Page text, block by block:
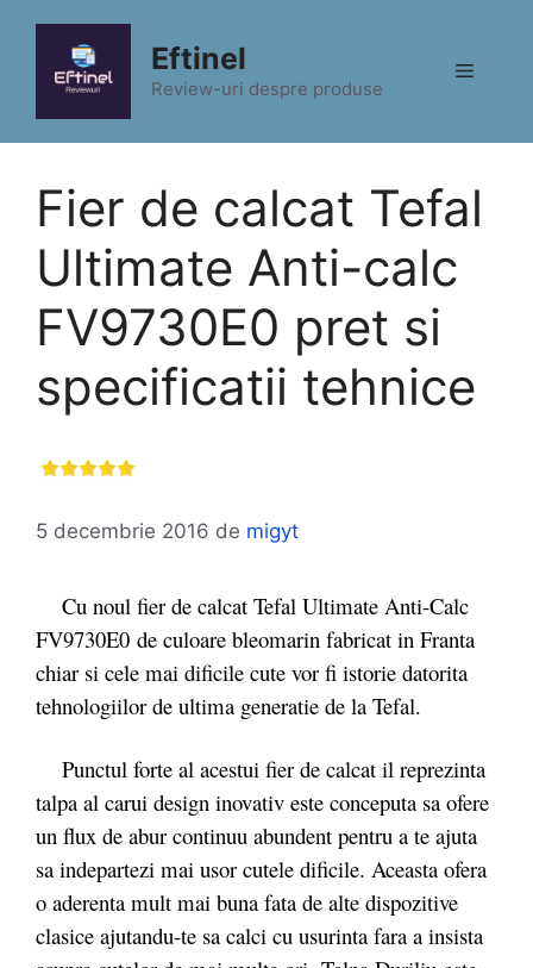
conținut
Eftinel
Review-uri despre produse
Meniu
Fier de calcat Tefal
Ultimate Anti-calc
FV9730E0 pret si
specificatii tehnice
5 decembrie 2016 de migyt
Cu noul fier de calcat Tefal Ultimate Anti-Calc
FV9730E0 de culoare bleomarin fabricat in Franta
chiar si cele mai dificile cute vor fi istorie datorita
tehnologiilor de ultima generatie de la Tefal.
Punctul forte al acestui fier de calcat il reprezinta
talpa al carui design inovativ este conceputa sa ofere
un flux de abur continuu abundent pentru a te ajuta
sa indepartezi mai usor cutele dificile. Aceasta ofera
o aderenta mult mai buna fata de alte dispozitive
clasice ajutandu-te sa calci cu usurinta fara a insista